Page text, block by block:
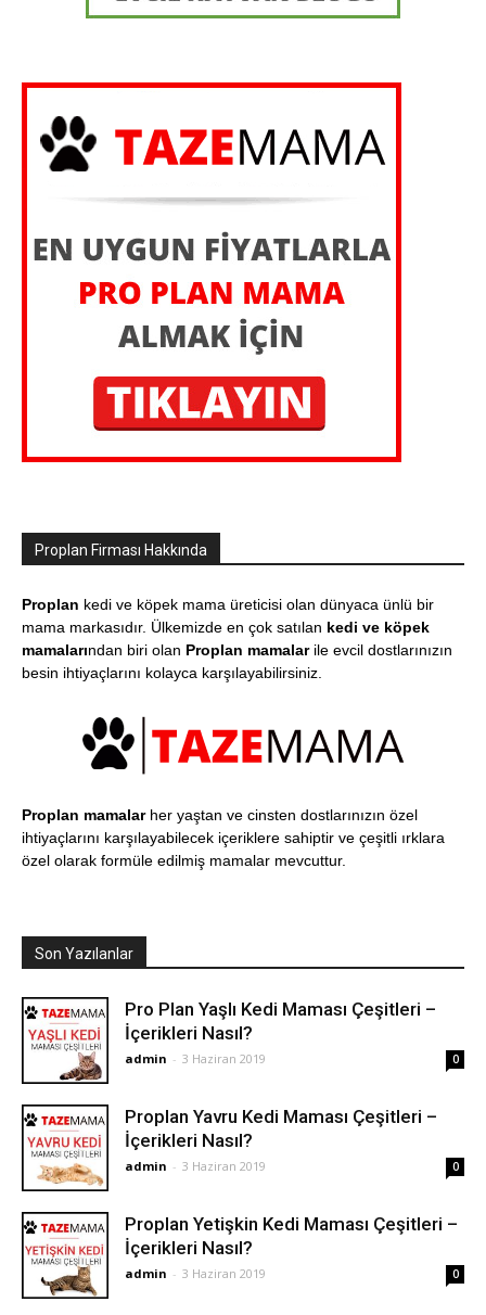
Proplan Firması Hakkında
Proplan kedi ve köpek mama üreticisi olan dünyaca ünlü bir
mama markasıdır. Ülkemizde en çok satılan kedi ve köpek
mamalarından biri olan Proplan mamalarile evcil dostlarınızın
besin ihtiyaçlarını kolayca karşılayabilirsiniz.
Proplan mamalarher yaştan ve cinsten dostlarınızın özel
ihtiyaçlarını karşılayabilecek içeriklere sahiptir ve çeşitli ırklara
özel olarak formüle edilmiş mamalar mevcuttur.
Son Yazılanlar
Pro Plan Yaşlı Kedi Maması Çeşitleri –
İçerikleri Nasıl?
admin - 3 Haziran 2019 0
Proplan Yavru Kedi Maması Çeşitleri –
İçerikleri Nasıl?
admin - 3 Haziran 2019 0
Proplan Yetişkin Kedi Maması Çeşitleri –
İçerikleri Nasıl?
admin - 3 Haziran 2019 0